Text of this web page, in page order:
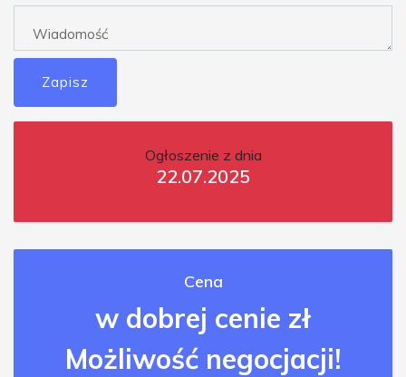
Zapisz
Ogłoszenie z dnia
22.07.2025
Cena
w dobrej cenie zł
Możliwość negocjacji!